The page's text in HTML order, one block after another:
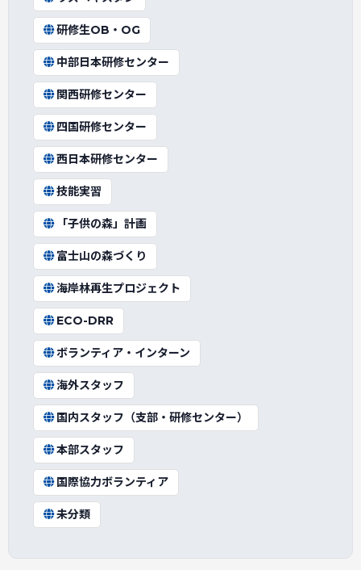
研修生OB・OG
中部日本研修センター
関西研修センター
四国研修センター
西日本研修センター
技能実習
「子供の森」計画
富士山の森づくり
海岸林再生プロジェクト
ECO-DRR
ボランティア・インターン
海外スタッフ
国内スタッフ（支部・研修センター）
本部スタッフ
国際協力ボランティア
未分類